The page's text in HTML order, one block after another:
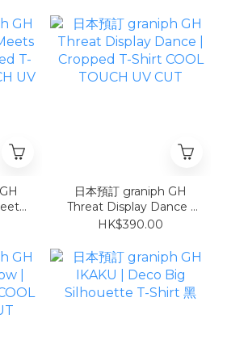
T-
日本預訂 graniph GH
Threat Display Dance |
Cropped T-Shirt COOL
HK$390.00